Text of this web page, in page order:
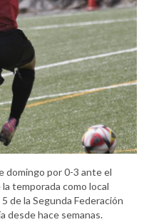
domingo por 0-3 ante el
temporada como local
de la Segunda Federación
desde hace semanas.